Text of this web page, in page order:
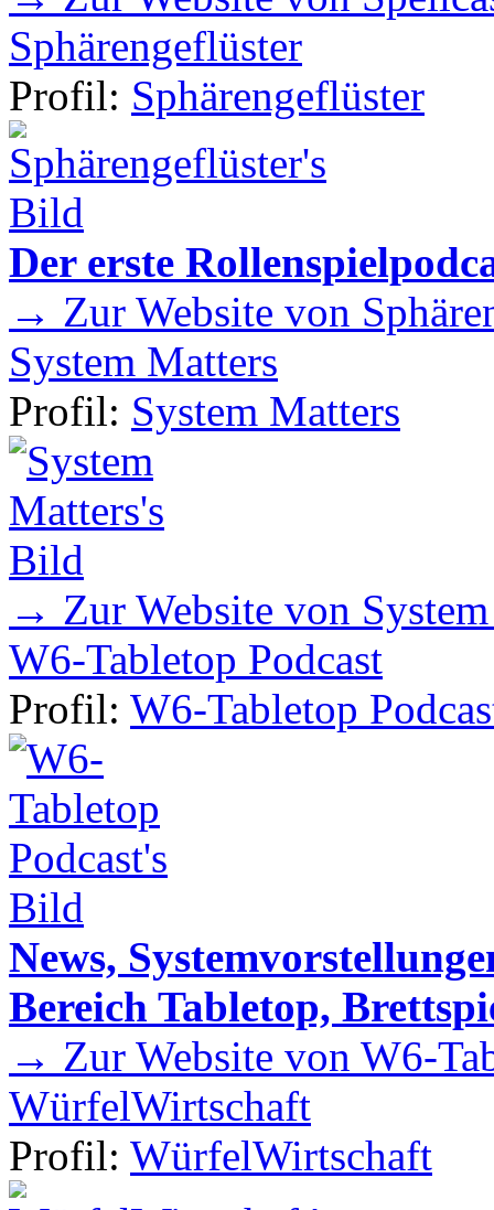
Sphärengeflüster
Profil: Sphärengeflüster
Der erste
→ Zur Website von
System Matters
Profil: System Matters
→ Zur Website von
W6-Tabletop Podcast
Profil: W6-Tabletop
News,
Bereich Tabletop,
→ Zur Website von W6-
WürfelWirtschaft
Profil: WürfelWirtschaft